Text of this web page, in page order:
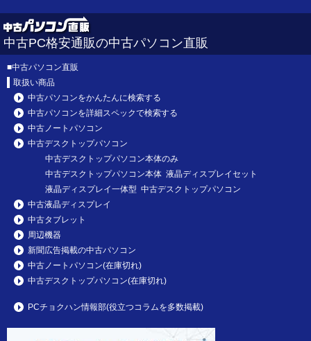
中古PC格安通販の中古パソコン直販
■中古パソコン直販
取扱い商品
中古パソコンをかんたんに検索する
中古パソコンを詳細スペックで検索する
中古ノートパソコン
中古デスクトップパソコン
中古デスクトップパソコン本体のみ
中古デスクトップパソコン本体 液晶ディスプレイセット
液晶ディスプレイ一体型 中古デスクトップパソコン
中古液晶ディスプレイ
中古タブレット
周辺機器
新聞広告掲載の中古パソコン
中古ノートパソコン(在庫切れ)
中古デスクトップパソコン(在庫切れ)
PCチョクハン情報部(役立つコラムを多数掲載)